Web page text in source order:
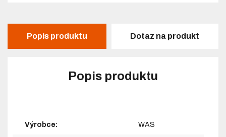
Popis produktu Dotaz na produkt
Popis produktu
Výrobce: WAS